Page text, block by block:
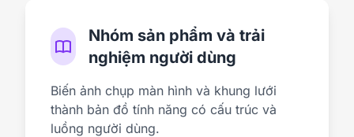
Nhóm sản phẩm và trải
nghiệm người dùng
Biến ảnh chụp màn hình và khung lưới
thành bản đồ tính năng có cấu trúc và
luồng người dùng.